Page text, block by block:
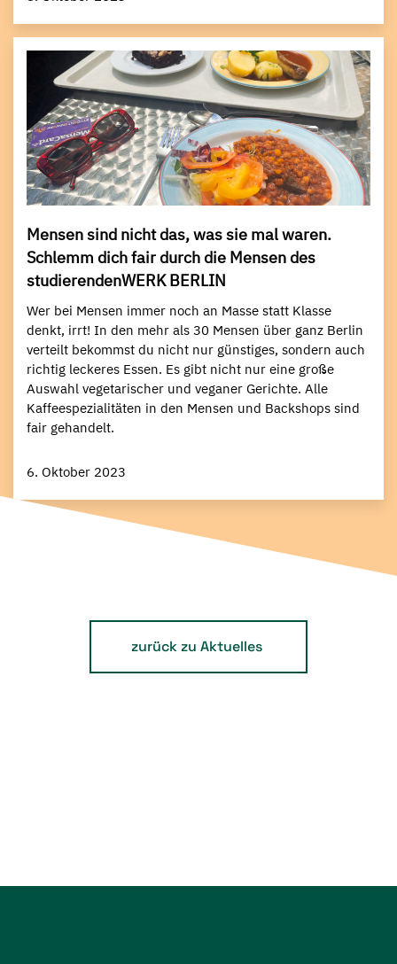
Mensen sind nicht das, was sie mal waren.
Schlemm dich fair durch die Mensen des
studierendenWERK BERLIN
Wer bei Mensen immer noch an Masse statt Klasse
denkt, irrt! In den mehr als 30 Mensen über ganz Berlin
verteilt bekommst du nicht nur günstiges, sondern auch
richtig leckeres Essen. Es gibt nicht nur eine große
Auswahl vegetarischer und veganer Gerichte. Alle
Kaffeespezialitäten in den Mensen und Backshops sind
fair gehandelt.
6. Oktober 2023
zurück zu Aktuelles